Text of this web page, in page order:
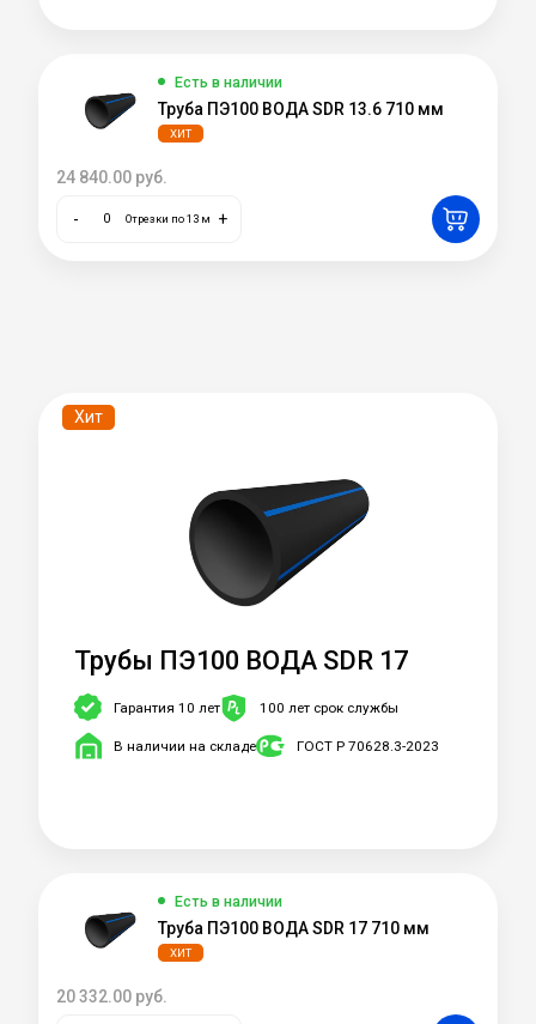
Есть в наличии
Труба ПЭ100 ВОДА SDR 13.6 710 мм
ХИТ
24 840.00 руб.
- Отрезки по 13 м +
Хит
Трубы ПЭ100 ВОДА SDR 17
Гарантия 10 лет 100 лет срок службы
В наличии на складе ГОСТ Р 70628.3-2023
Есть в наличии
Труба ПЭ100 ВОДА SDR 17 710 мм
ХИТ
20 332.00 руб.